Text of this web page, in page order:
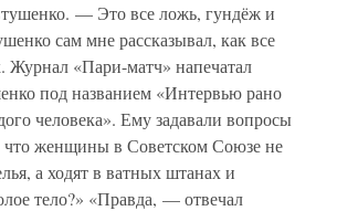
— Это все ложь, гундёж и
сам мне рассказывал, как все
«Пари-матч» напечатал
под названием «Интервью рано
человека». Ему задавали вопросы
что женщины в Советском Союзе не
а ходят в ватных штанах и
тело?» «Правда, — отвечал